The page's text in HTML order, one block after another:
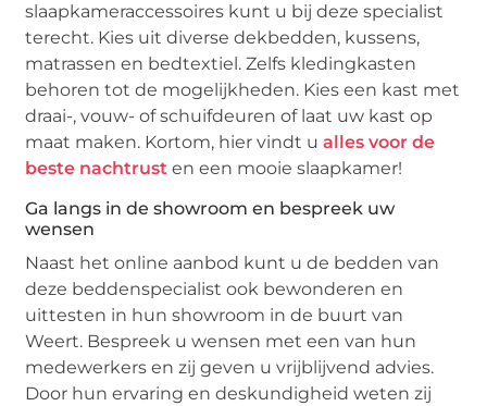
slaapkameraccessoires kunt u bij deze specialist
terecht. Kies uit diverse dekbedden, kussens,
matrassen en bedtextiel. Zelfs kledingkasten
behoren tot de mogelijkheden. Kies een kast met
draai-, vouw- of schuifdeuren of laat uw kast op
maat maken. Kortom, hier vindt ualles voor de
beste nachtrust en een mooie slaapkamer!
Ga langs in de showroom en bespreek uw
wensen
Naast het online aanbod kunt u de bedden van
deze beddenspecialist ook bewonderen en
uittesten in hun showroom in de buurt van
Weert. Bespreek u wensen met een van hun
medewerkers en zij geven u vrijblijvend advies.
Door hun ervaring en deskundigheid weten zij